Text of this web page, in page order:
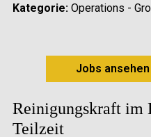
Kategorie:Operations -
Jobs ansehen
Reinigungskraft im
Teilzeit